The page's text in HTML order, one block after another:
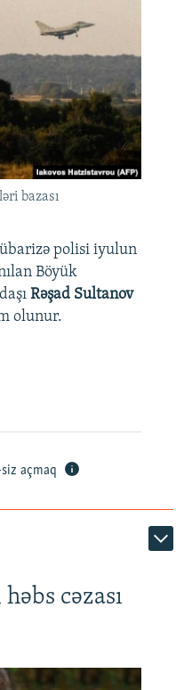
bazası
polisi iyulun
Böyük
Rəşad Sultanov
olunur.
açmaq
cəzası